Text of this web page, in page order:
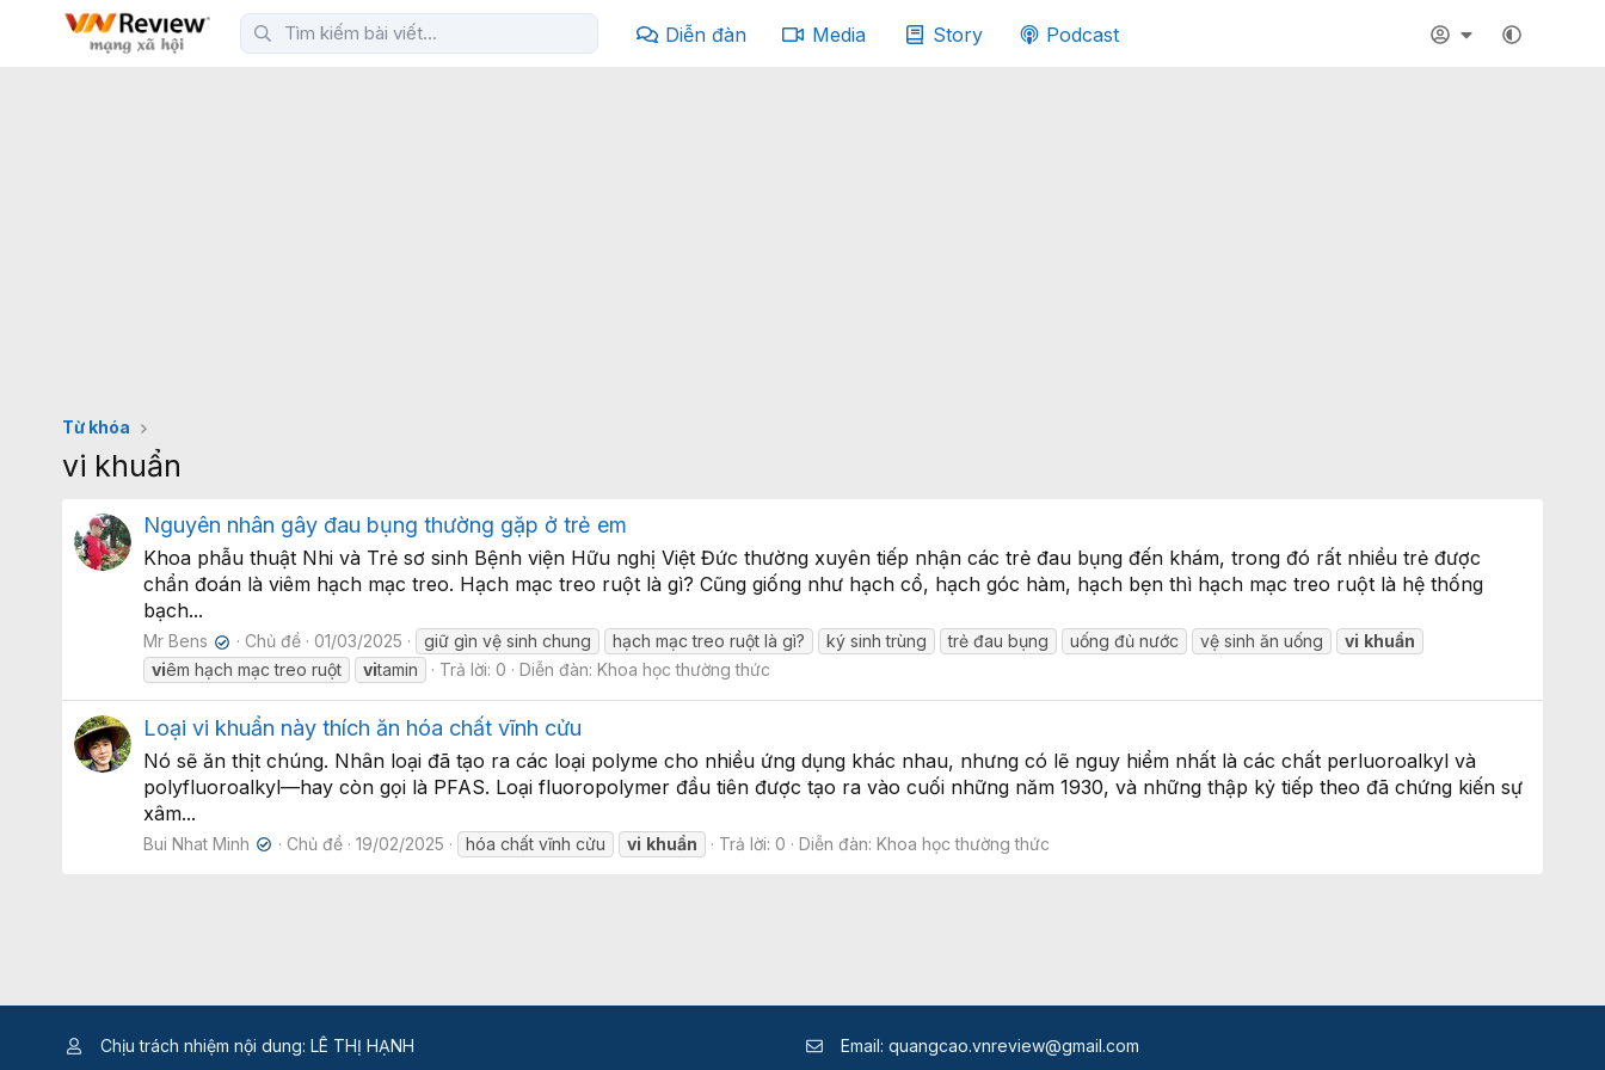
Diễn đàn Media Story Podcast
Từ khóa
vi khuẩn
Nguyên nhân gây đau bụng thường gặp ở trẻ em
Khoa phẫu thuật Nhi và Trẻ sơ sinh Bệnh viện Hữu nghị Việt Đức thường xuyên tiếp nhận các trẻ đau bụng đến khám, trong đó rất nhiều trẻ được
chẩn đoán là viêm hạch mạc treo. Hạch mạc treo ruột là gì? Cũng giống như hạch cổ, hạch góc hàm, hạch bẹn thì hạch mạc treo ruột là hệ thống
bạch...
Mr Bens ✔ Chủ đề 01/03/2025 giữ gìn vệ sinh chung hạch mạc treo ruột là gì? ký sinh trùng trẻ đau bụng uống đủ nước vệ sinh ăn uống vi khuẩn
viêm hạch mạc treo ruột vitamin Trả lời: 0 Diễn đàn: Khoa học thường thức
Loại vi khuẩn này thích ăn hóa chất vĩnh cửu
Nó sẽ ăn thịt chúng. Nhân loại đã tạo ra các loại polyme cho nhiều ứng dụng khác nhau, nhưng có lẽ nguy hiểm nhất là các chất perluoroalkyl và
polyfluoroalkyl—hay còn gọi là PFAS. Loại fluoropolymer đầu tiên được tạo ra vào cuối những năm 1930, và những thập kỷ tiếp theo đã chứng kiến sự
xâm...
Bui Nhat Minh ✔ Chủ đề 19/02/2025 hóa chất vĩnh cửu vi khuẩn Trả lời: 0 Diễn đàn:Khoa học thường thức
Chịu trách nhiệm nội dung: LÊ THỊ HẠNH Email: quangcao.vnreview@gmail.com